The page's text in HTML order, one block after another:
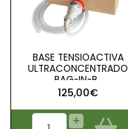
BASE TENSIOACTIVA
ULTRACONCENTRADO
BAG-IN-B..
125,00€
+